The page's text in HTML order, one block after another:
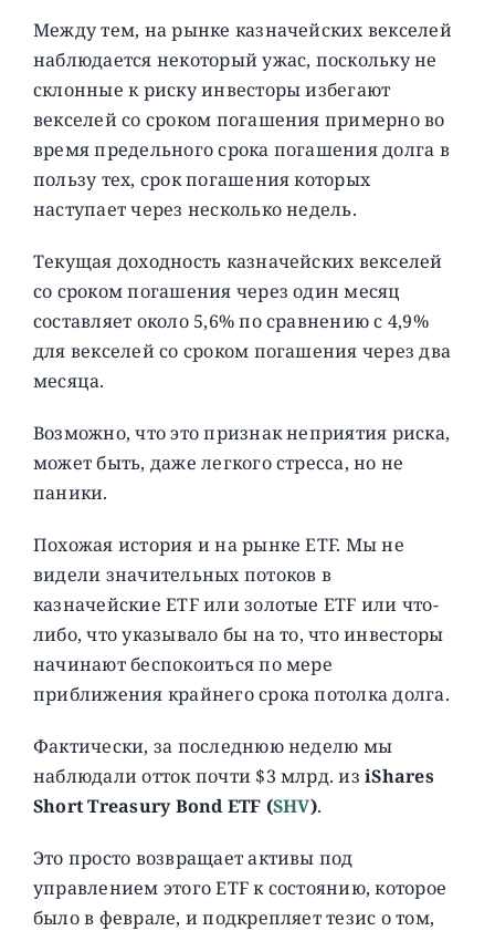
Между тем, на рынке казначейских векселей
наблюдается некоторый ужас, поскольку не
склонные к риску инвесторы избегают
векселей со сроком погашения примерно во
время предельного срока погашения долга в
пользу тех, срок погашения которых
наступает через несколько недель.
Текущая доходность казначейских векселей
со сроком погашения через один месяц
составляет около 5,6% по сравнению с 4,9%
для векселей со сроком погашения через два
месяца.
Возможно, что это признак неприятия риска,
может быть, даже легкого стресса, но не
паники.
Похожая история и на рынке ETF. Мы не
видели значительных потоков в
казначейские ETF или золотые ETF или что-
либо, что указывало бы на то, что инвесторы
начинают беспокоиться по мере
приближения крайнего срока потолка долга.
Фактически, за последнюю неделю мы
наблюдали отток почти $3 млрд. изiShares
Short Treasury Bond ETF (SHV).
Это просто возвращает активы под
управлением этого ETF к состоянию, которое
было в феврале, и подкрепляет тезис о том,